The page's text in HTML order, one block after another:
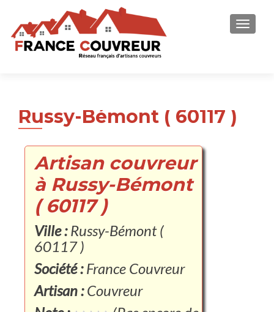
Russy-Bémont ( 60117 )
Artisan couvreur
à Russy-Bémont
( 60117 )
Ville :Russy-Bémont (
60117 )
Société :France Couvreur
Artisan :Couvreur